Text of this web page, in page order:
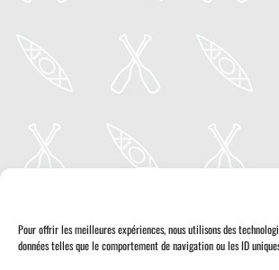
Pour offrir les meilleures expériences, nous utilisons des
données telles que le comportement de navigation ou les ID